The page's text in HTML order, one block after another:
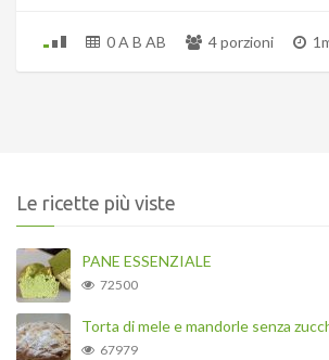
0 A B AB 4 porzioni
Le ricette più viste
PANE ESSENZIALE
72500
Torta di mele e mandorle senza
67979